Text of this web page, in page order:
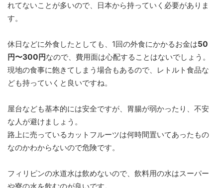
れてないことが多いので、日本から持っていく必要がありま
す。
休日などに外食したとしても、1回の外食にかかるお金は50
円〜300円なので、費用面は心配することはないでしょう。
現地の食事に飽きてしまう場合もあるので、レトルト食品な
ども持っていくと良いですね。
屋台なども基本的には安全ですが、胃腸が弱かったり、不安
な人が避けましょう。
路上に売っているカットフルーツは何時間置いてあったもの
なのかわからないので危険です。
フィリピンの水道水は飲めないので、飲料用の水はスーパー